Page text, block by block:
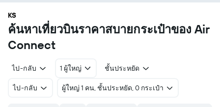
KS
ค้นหาเที่ยวบินราคาสบายกระเป๋าของ Air
Connect
ไป-กลับ 1 ผู้ใหญ่ ชั้นประหยัด
ไป-กลับ ผู้ใหญ่ 1 คน, ชั้นประหยัด, 0 กระเป๋า